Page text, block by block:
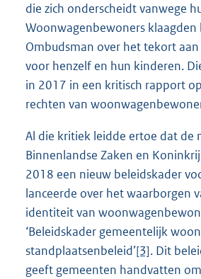
die zich onderscheidt vanwege
Woonwagenbewoners klaagden
Ombudsman over het tekort
voor henzelf en hun kinderen.
in 2017 in een kritisch rapport
rechten van
Al die kritiek leidde ertoe dat de
Binnenlandse Zaken en
2018 een nieuw beleidskader
lanceerde over het waarborgen
identiteit van
‘Beleidskader gemeentelijk
standplaatsenbeleid’[3]. Dit
geeft gemeenten handvatten